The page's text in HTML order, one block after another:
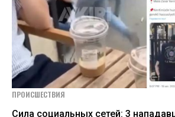
ПРОИСШЕСТВИЯ
Сила социальных сетей: 3